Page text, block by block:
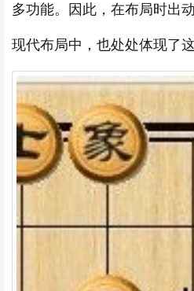
多功能。因此，在布局时出
现代布局中，也处处体现了这